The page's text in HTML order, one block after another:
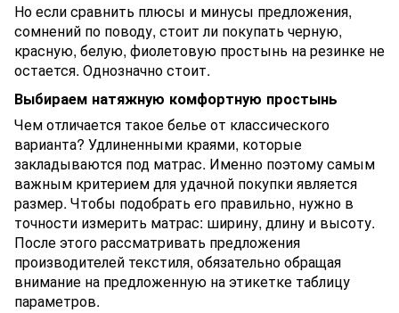
Но если сравнить плюсы и минусы предложения,
сомнений по поводу, стоит ли покупать черную,
красную, белую, фиолетовую простынь на резинке не
остается. Однозначно стоит.
Выбираем натяжную комфортную простынь
Чем отличается такое белье от классического
варианта? Удлиненными краями, которые
закладываются под матрас. Именно поэтому самым
важным критерием для удачной покупки является
размер. Чтобы подобрать его правильно, нужно в
точности измерить матрас: ширину, длину и высоту.
После этого рассматривать предложения
производителей текстиля, обязательно обращая
внимание на предложенную на этикетке таблицу
параметров.